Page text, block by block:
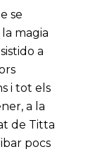
se
magia
a
i tot els
a la
de Titta
pocs